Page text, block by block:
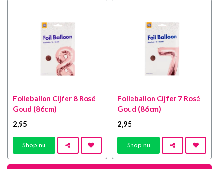
Folieballon Cijfer 8 Rosé
Goud (86cm)
2 ,95
Shop nu
Folieballon Cijfer 7 Rosé
Goud (86cm)
2 ,95
Shop nu